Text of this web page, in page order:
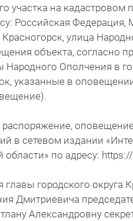
участка на кадастровом
Российская Федерация,
Красногорск, улица
объекта, согласно
Народного Ополчения в
указанные в
в сетевом издании
по адресу:
главы городского округа
Дмитриевича
Александровну